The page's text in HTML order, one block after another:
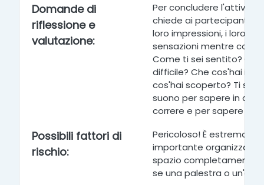
Domande di
riflessione e
valutazione:
Per concludere l'attività
chiede ai partecipanti di
loro impressioni, i loro
sensazioni mentre
Come ti sei sentito?
difficile? Che cos'hai
cos'hai scoperto? Ti sei
suono per sapere in che
correre e per sapere
Possibili fattori di
rischio:
Pericoloso! È
importante organizzare
spazio completamente
se una palestra o